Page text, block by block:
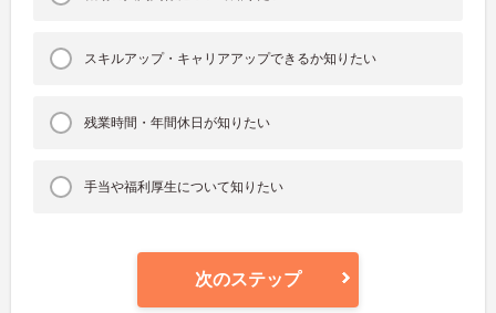
スキルアップ・キャリアアップできるか知りたい
残業時間・年間休日が知りたい
手当や福利厚生について知りたい
次のステップ